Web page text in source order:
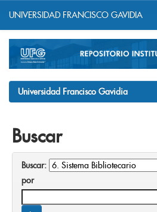
navigation
UNIVERSIDAD FRANCISCO GAVIDIA
Universidad Francisco Gavidia
Buscar
Buscar:
por